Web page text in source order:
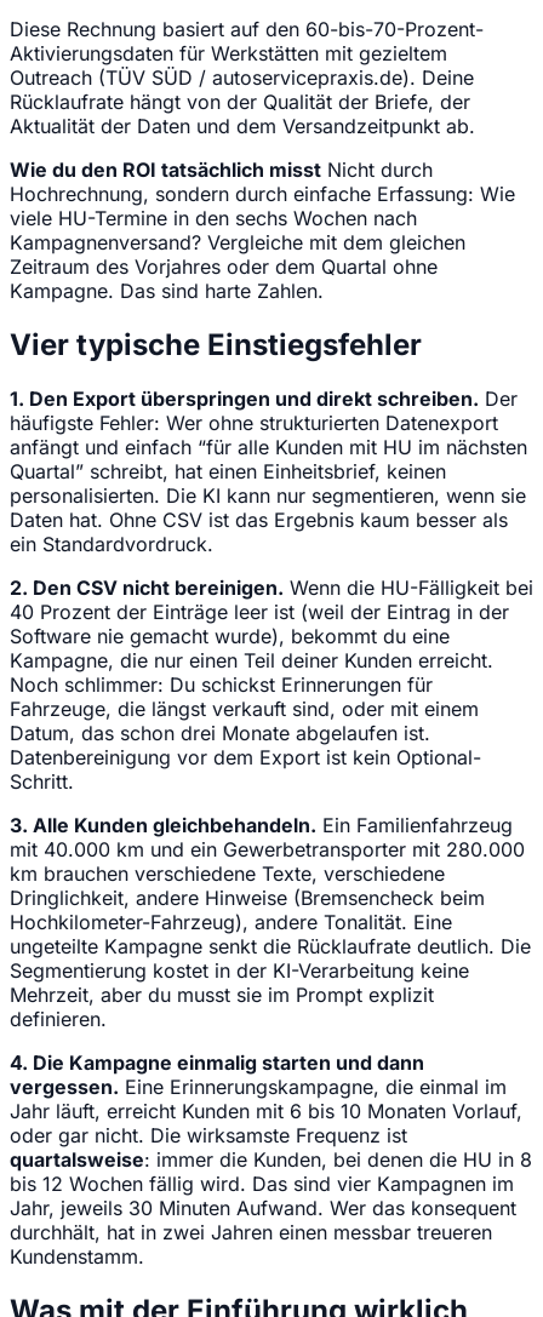
Diese Rechnung basiert auf den 60-bis-70-Prozent-
Aktivierungsdaten für Werkstätten mit gezieltem
Outreach (TÜV SÜD / autoservicepraxis.de). Deine
Rücklaufrate hängt von der Qualität der Briefe, der
Aktualität der Daten und dem Versandzeitpunkt ab.
Wie du den ROI tatsächlich misst Nicht durch
Hochrechnung, sondern durch einfache Erfassung: Wie
viele HU-Termine in den sechs Wochen nach
Kampagnenversand? Vergleiche mit dem gleichen
Zeitraum des Vorjahres oder dem Quartal ohne
Kampagne. Das sind harte Zahlen.
Vier typische Einstiegsfehler
1. Den Export überspringen und direkt schreiben. Der
häufigste Fehler: Wer ohne strukturierten Datenexport
anfängt und einfach “für alle Kunden mit HU im nächsten
Quartal” schreibt, hat einen Einheitsbrief, keinen
personalisierten. Die KI kann nur segmentieren, wenn sie
Daten hat. Ohne CSV ist das Ergebnis kaum besser als
ein Standardvordruck.
2. Den CSV nicht bereinigen. Wenn die HU-Fälligkeit bei
40 Prozent der Einträge leer ist (weil der Eintrag in der
Software nie gemacht wurde), bekommt du eine
Kampagne, die nur einen Teil deiner Kunden erreicht.
Noch schlimmer: Du schickst Erinnerungen für
Fahrzeuge, die längst verkauft sind, oder mit einem
Datum, das schon drei Monate abgelaufen ist.
Datenbereinigung vor dem Export ist kein Optional-
Schritt.
3. Alle Kunden gleichbehandeln. Ein Familienfahrzeug
mit 40.000 km und ein Gewerbetransporter mit 280.000
km brauchen verschiedene Texte, verschiedene
Dringlichkeit, andere Hinweise (Bremsencheck beim
Hochkilometer-Fahrzeug), andere Tonalität. Eine
ungeteilte Kampagne senkt die Rücklaufrate deutlich. Die
Segmentierung kostet in der KI-Verarbeitung keine
Mehrzeit, aber du musst sie im Prompt explizit
definieren.
4. Die Kampagne einmalig starten und dann
vergessen. Eine Erinnerungskampagne, die einmal im
Jahr läuft, erreicht Kunden mit 6 bis 10 Monaten Vorlauf,
oder gar nicht. Die wirksamste Frequenz ist
quartalsweise: immer die Kunden, bei denen die HU in 8
bis 12 Wochen fällig wird. Das sind vier Kampagnen im
Jahr, jeweils 30 Minuten Aufwand. Wer das konsequent
durchhält, hat in zwei Jahren einen messbar treueren
Kundenstamm.